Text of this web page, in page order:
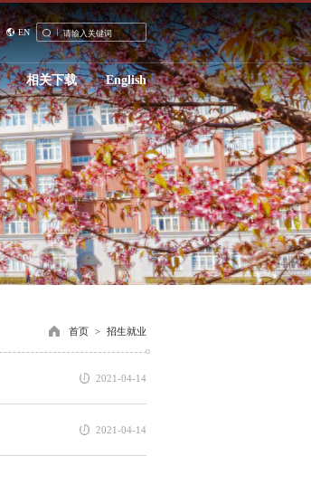
EN
相关下载 English
首页 > 招生就业
2021-04-14
2021-04-14